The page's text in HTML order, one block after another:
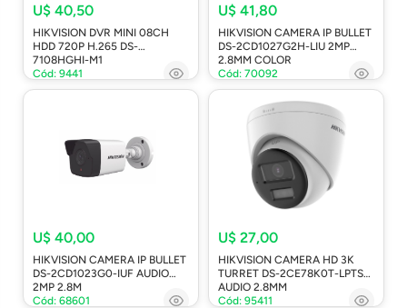
U$ 40,50
HIKVISION DVR MINI 08CH
HDD 720P H.265 DS-
7108HGHI-M1
Cód: 9441
U$ 41,80
HIKVISION CAMERA IP BULLET
DS-2CD1027G2H-LIU 2MP
2.8MM COLOR
Cód: 70092
U$ 40,00
HIKVISION CAMERA IP BULLET
DS-2CD1023G0-IUF AUDIO
2MP 2.8M
Cód: 68601
U$ 27,00
HIKVISION CAMERA HD 3K
TURRET DS-2CE78K0T-LPTS
AUDIO 2.8MM
Cód: 95411